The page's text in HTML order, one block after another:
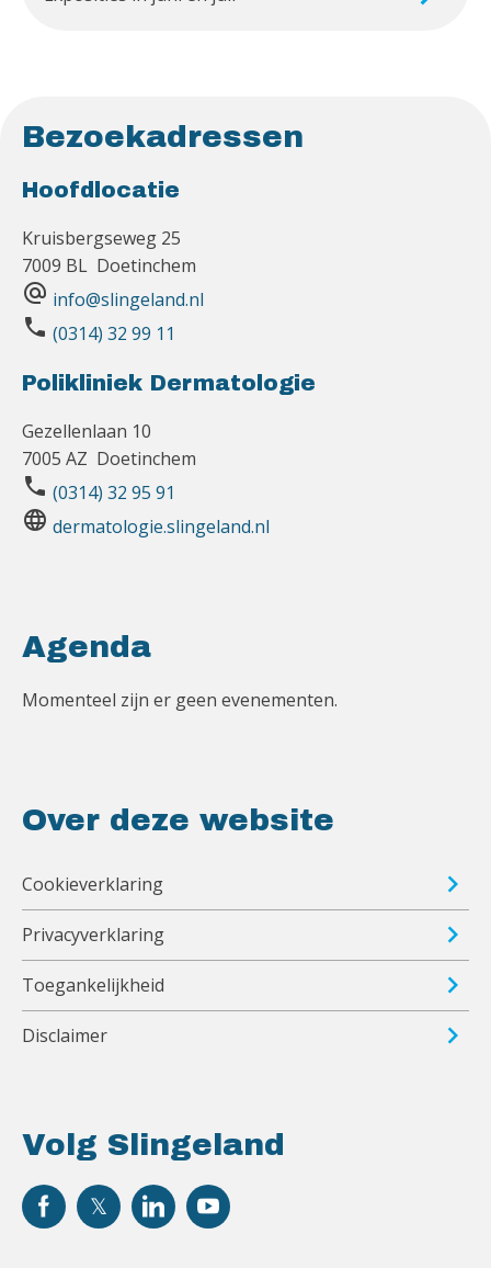
Bezoekadressen
Hoofdlocatie
Kruisbergseweg 25
7009 BL Doetinchem
alternate_email info@slingeland.nl
phone (0314) 32 99 11
Polikliniek Dermatologie
Gezellenlaan 10
7005 AZ Doetinchem
phone (0314) 32 95 91
language dermatologie.slingeland.nl
Volg Slingeland
Agenda
Momenteel zijn er geen evenementen.
Over deze website
Cookieverklaring
Privacyverklaring
Toegankelijkheid
Disclaimer